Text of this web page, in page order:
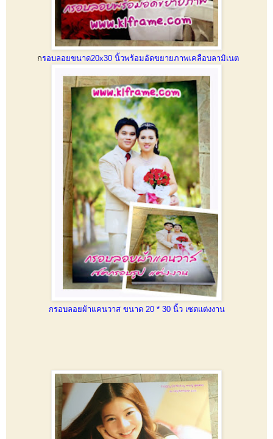
กรอบลอยขนาด20x30 นิ้วพร้อมอัดขยายภาพเคลือบลามิเนต
กรอบลอยผ้าแคนวาส ขนาด 20 * 30 นิ้ว เซตแต่งงาน